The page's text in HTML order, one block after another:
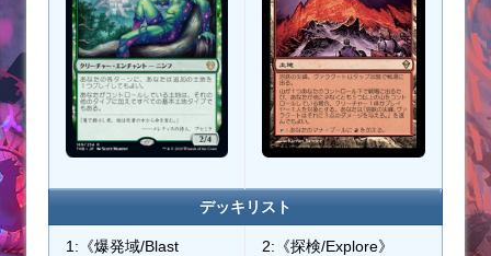
デッキリスト
1:《爆発域/Blast
2:《探検/Explore》